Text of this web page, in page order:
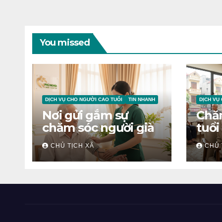
You missed
DỊCH VỤ CHO NGƯỜI CAO TUỔI TIN NHANH
Nơi gửi gắm sự
chăm sóc người già
CHỦ TỊCH XÃ
DỊCH VỤ
tuổi
CHỦ